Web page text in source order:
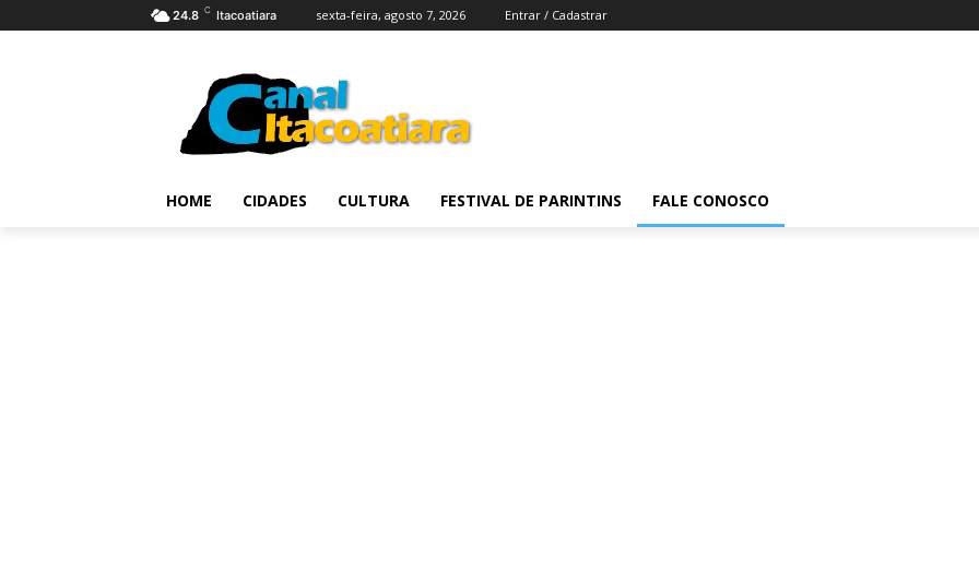
24.8 C Itacoatiara sexta-feira, agosto 7, 2026 Entrar / Cadastrar
HOME CIDADES CULTURA FESTIVAL DE PARINTINS FALE CONOSCO